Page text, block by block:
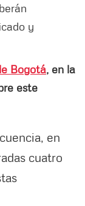
y
Bogotá, en la
este
en
cuatro